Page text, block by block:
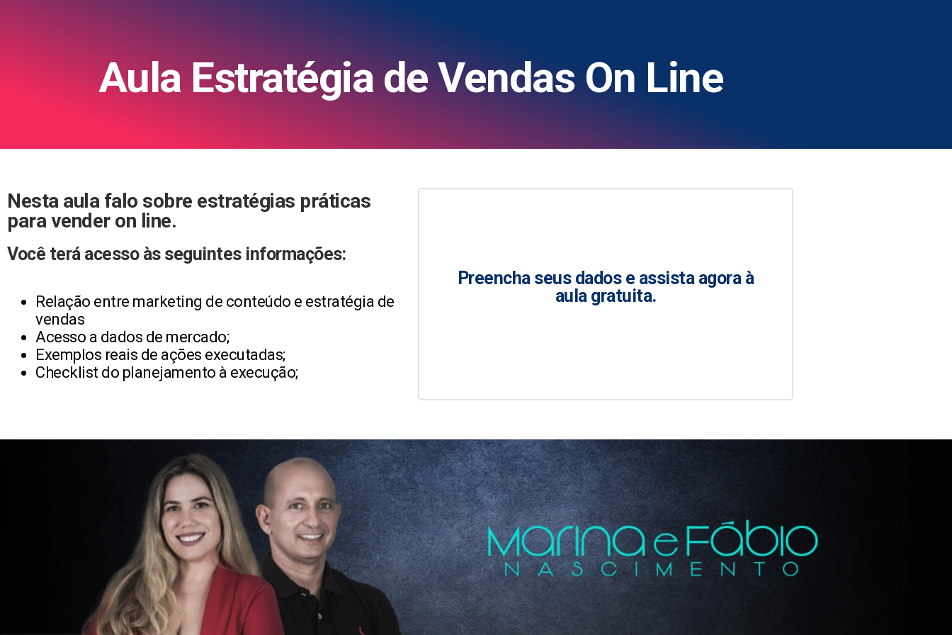
Aula Estratégia de Vendas On Line
Nesta aula falo sobre estratégias práticas
para vender on line.
Você terá acesso às seguintes informações:
Relação entre marketing de conteúdo e estratégia de
vendas
Acesso a dados de mercado;
Exemplos reais de ações executadas;
Checklist do planejamento à execução;
Preencha seus dados e assista agora à
aula gratuita.